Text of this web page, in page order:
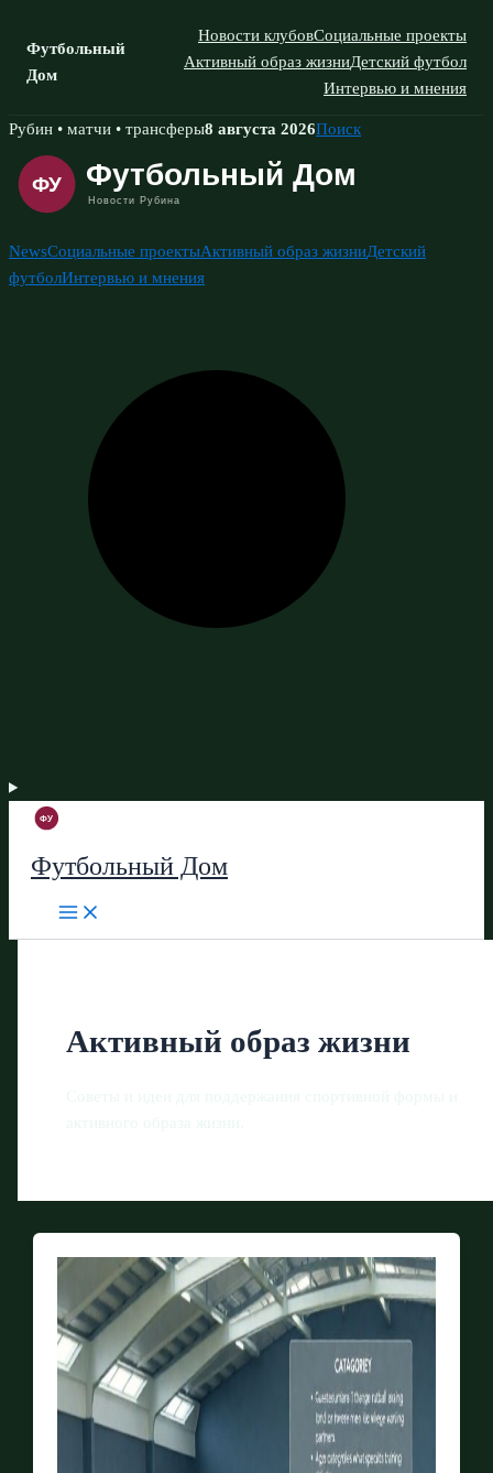
Футбольный
Дом
Новости клубовСоциальные проекты
Активный образ жизниДетский футбол
Интервью и мнения
Skip
content
Рубин • матчи • трансферы8 августа 2026Поиск
NewsСоциальные проектыАктивный образ жизниДетский
футболИнтервью и мнения
Футбольный Дом
Активный образ жизни